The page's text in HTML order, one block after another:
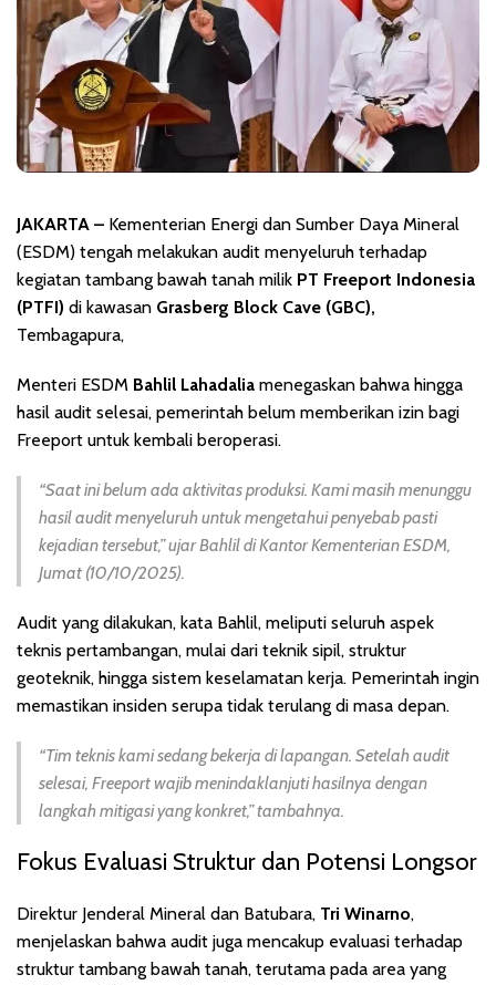
JAKARTA – Kementerian Energi dan Sumber Daya Mineral
(ESDM) tengah melakukan audit menyeluruh terhadap
kegiatan tambang bawah tanah milik PT Freeport Indonesia
(PTFI) di kawasan Grasberg Block Cave (GBC),
Tembagapura,
Menteri ESDM Bahlil Lahadalia menegaskan bahwa hingga
hasil audit selesai, pemerintah belum memberikan izin bagi
Freeport untuk kembali beroperasi.
“Saat ini belum ada aktivitas produksi. Kami masih menunggu
hasil audit menyeluruh untuk mengetahui penyebab pasti
kejadian tersebut,” ujar Bahlil di Kantor Kementerian ESDM,
Jumat (10/10/2025).
Audit yang dilakukan, kata Bahlil, meliputi seluruh aspek
teknis pertambangan, mulai dari teknik sipil, struktur
geoteknik, hingga sistem keselamatan kerja. Pemerintah ingin
memastikan insiden serupa tidak terulang di masa depan.
“Tim teknis kami sedang bekerja di lapangan. Setelah audit
selesai, Freeport wajib menindaklanjuti hasilnya dengan
langkah mitigasi yang konkret,” tambahnya.
Fokus Evaluasi Struktur dan Potensi Longsor
Direktur Jenderal Mineral dan Batubara, Tri Winarno,
menjelaskan bahwa audit juga mencakup evaluasi terhadap
struktur tambang bawah tanah, terutama pada area yang